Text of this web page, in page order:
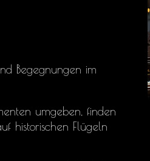
Begegnungen im
umgeben, finden
historischen Flügeln